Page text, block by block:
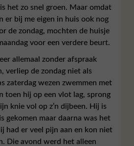
het zo snel groen. Maar omdat
er bij me eigen in huis ook nog
de zondag, mochten de huisje
voor een verdere beurt.
allemaal zonder afspraak
verliep de zondag niet als
zaterdag wezen zwemmen met
toen hij op een vlot lag, sprong
knie vol op z’n dijbeen. Hij is
gekomen maar daarna was het
had er veel pijn aan en kon niet
Die avond werd het alleen